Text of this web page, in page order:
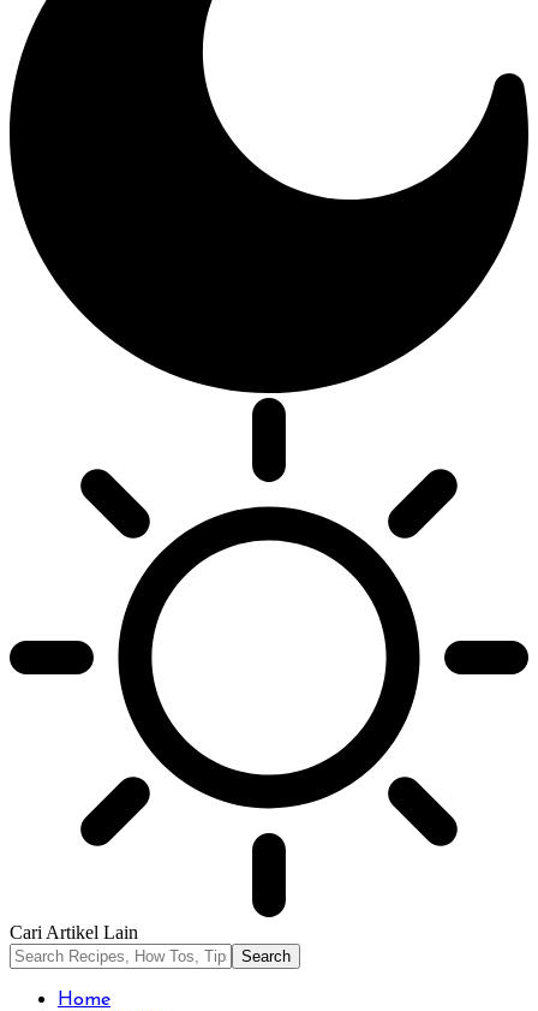
Cari Artikel Lain
Home